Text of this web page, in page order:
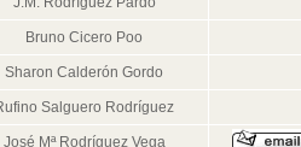
Bruno Cicero Poo
Sharon Calderón Gordo
Salguero Rodríguez
José Mª Rodríguez Vega